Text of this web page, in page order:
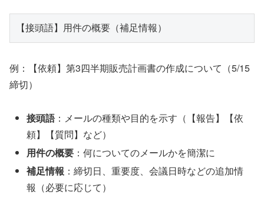
例：【依頼】第3四半期販売計画書の作成について（5/15
締切）
接頭語：メールの種類や目的を示す（【報告】【依
頼】【質問】など）
用件の概要 ：何についてのメールかを簡潔に
補足情報 ：締切日、重要度、会議日時などの追加情
報（必要に応じて）